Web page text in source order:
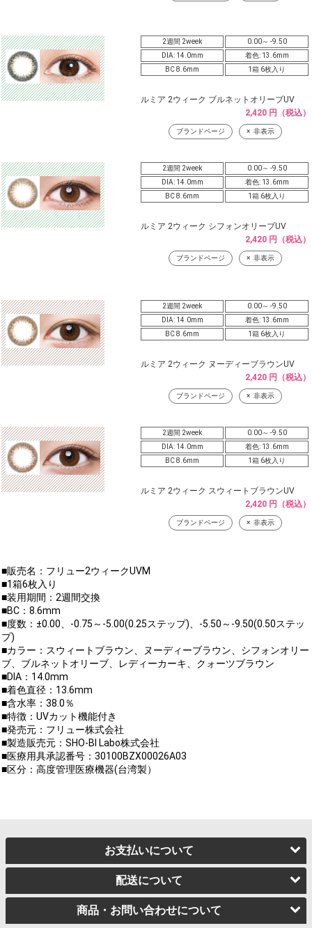
2週間 2week
0.00～ -9.50
DIA: 14.0mm
着色: 13.6mm
BC 8.6mm
1箱 6枚入り
ルミア 2ウィーク ブルネットオリーブUV
2,420 円（税込）
ブランドページ 非表示
2週間 2week
0.00～ -9.50
DIA: 14.0mm
着色: 13.6mm
BC 8.6mm
1箱 6枚入り
ルミア 2ウィーク シフォンオリーブUV
2,420 円（税込）
ブランドページ 非表示
2週間 2week
0.00～ -9.50
DIA: 14.0mm
着色: 13.6mm
BC 8.6mm
1箱 6枚入り
ルミア 2ウィーク ヌーディーブラウンUV
2,420 円（税込）
ブランドページ 非表示
2週間 2week
0.00～ -9.50
DIA: 14.0mm
着色: 13.6mm
BC 8.6mm
1箱 6枚入り
ルミア 2ウィーク スウィートブラウンUV
2,420 円（税込）
ブランドページ 非表示
■販売名：フリュー2ウィークUVM
■1箱6枚入り
■装用期間：2週間交換
■BC：8.6mm
■度数：±0.00、-0.75～-5.00(0.25ステップ)、-5.50～-9.50(0.50ステッ
プ)
■カラー：スウィートブラウン、ヌーディーブラウン、シフォンオリー
ブ、ブルネットオリーブ、レディーカーキ、クォーツブラウン
■DIA：14.0mm
■着色直径：13.6mm
■含水率：38.0％
■特徴：UVカット機能付き
■発売元：フリュー株式会社
■製造販売元：SHO-BI Labo株式会社
■医療用具承認番号：30100BZX00026A03
■区分：高度管理医療機器(台湾製）
お支払いについて
配送について
商品・お問い合わせについて